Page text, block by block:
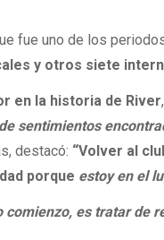
fue uno de los
y otros siete
en la historia de River
sentimientos
destacó: “Volver al
porque estoy en el
comienzo, es tratar de